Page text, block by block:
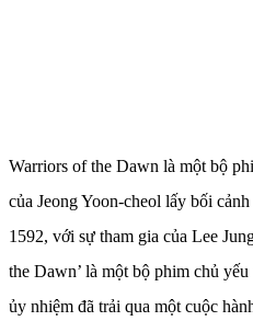
Warriors of the Dawn là một bộ
của Jeong Yoon-cheol lấy bối
1592, với sự tham gia của Lee
the Dawn’ là một bộ phim chủ
ủy nhiệm đã trải qua một cuộc